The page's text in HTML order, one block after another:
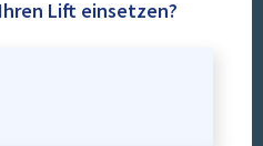
Lift einsetzen?